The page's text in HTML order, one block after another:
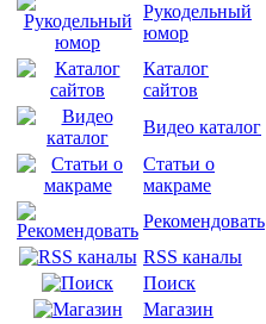
Рукодельный
юмор
Каталог
сайтов
Видео каталог
Статьи о
макраме
Рекомендовать
RSS каналы
Поиск
Магазин